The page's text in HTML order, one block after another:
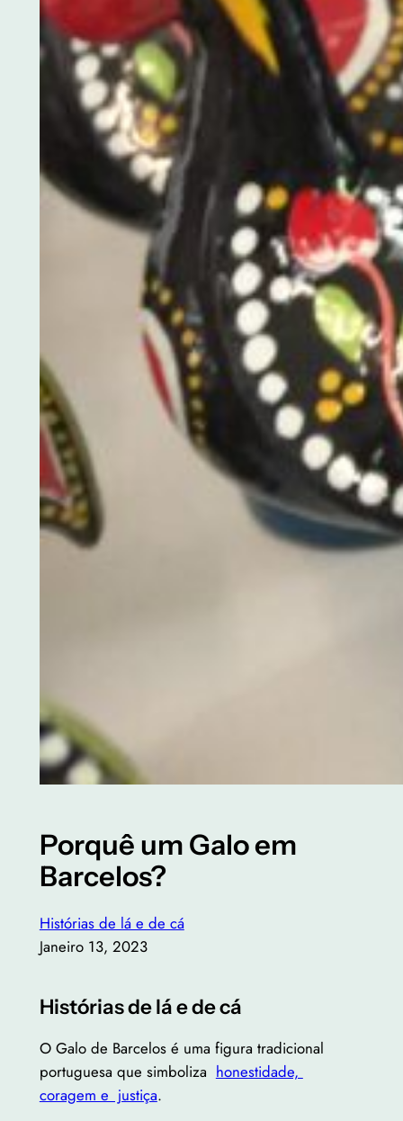
Porquê um Galo em
Barcelos?
Histórias de lá e de cá
Janeiro 13, 2023
Histórias de lá e de cá
O Galo de Barcelos é uma figura tradicional
portuguesa que simboliza honestidade,
coragem e justiça.